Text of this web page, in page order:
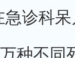
急诊科
种不同